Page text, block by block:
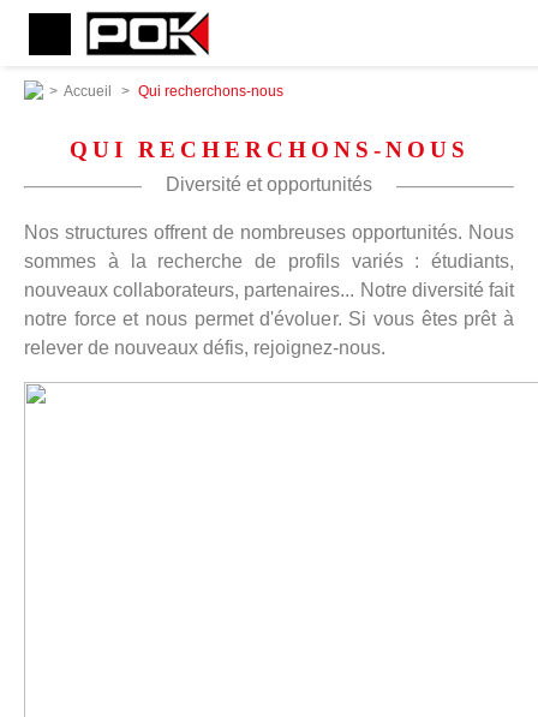
> Accueil > Qui recherchons-nous
QUI RECHERCHONS-NOUS
Diversité et opportunités
Nos structures offrent de nombreuses opportunités. Nous
sommes à la recherche de profils variés : étudiants,
nouveaux collaborateurs, partenaires... Notre diversité fait
notre force et nous permet d'évoluer. Si vous êtes prêt à
relever de nouveaux défis, rejoignez-nous.